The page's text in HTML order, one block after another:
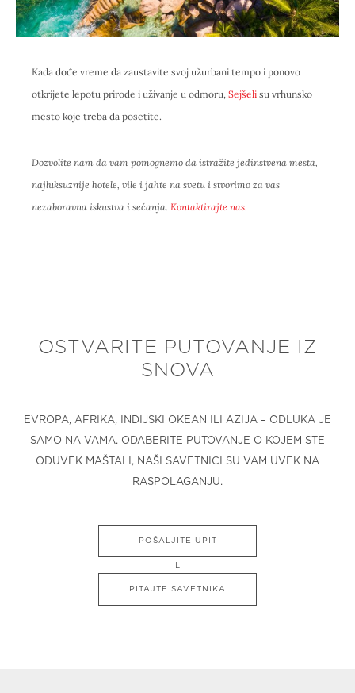
Kada dođe vreme da zaustavite svoj užurbani tempo i ponovo
otkrijete lepotu prirode i uživanje u odmoru, Sejšeli su vrhunsko
mesto koje treba da posetite.
Dozvolite nam da vam pomognemo da istražite jedinstvena mesta,
najluksuznije hotele, vile i jahte na svetu i stvorimo za vas
nezaboravna iskustva i sećanja. Kontaktirajte nas.
OSTVARITE PUTOVANJE IZ
SNOVA
EVROPA, AFRIKA, INDIJSKI OKEAN ILI AZIJA – ODLUKA JE
SAMO NA VAMA. ODABERITE PUTOVANJE O KOJEM STE
ODUVEK MAŠTALI, NAŠI SAVETNICI SU VAM UVEK NA
RASPOLAGANJU.
POŠALJITE UPIT
PITAJTE SAVETNIKA